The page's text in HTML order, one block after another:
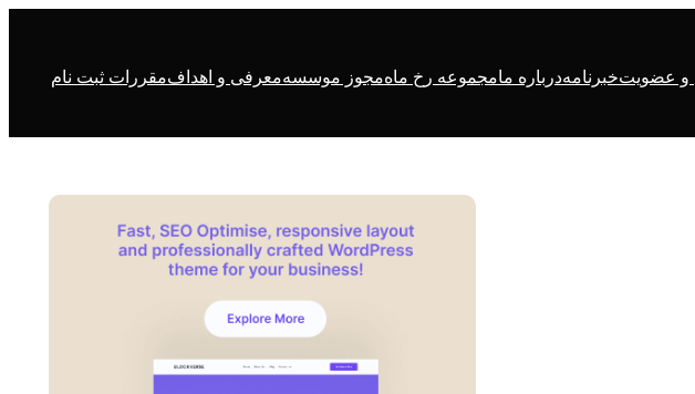
و عضویتخبرنامهدرباره مامجموعه رخ ماهمجوز موسسهمعرفی و اهدافمقررات ثبت نام